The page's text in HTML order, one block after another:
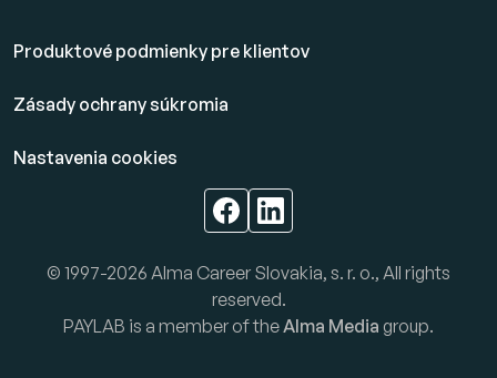
Produktové podmienky pre klientov
Zásady ochrany súkromia
Nastavenia cookies
© 1997-2026 Alma Career Slovakia, s. r. o., All rights
reserved.
PAYLAB is a member of theAlma Media group.